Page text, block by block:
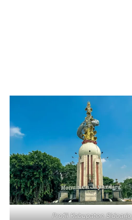
Profil Kabupaten Sidoarjo